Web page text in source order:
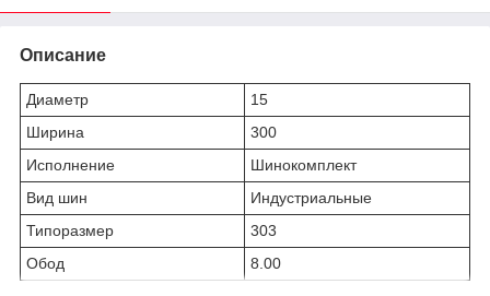
Описание
Диаметр
15
Ширина
300
Исполнение
Шинокомплект
Вид шин
Индустриальные
Типоразмер
303
Обод
8.00